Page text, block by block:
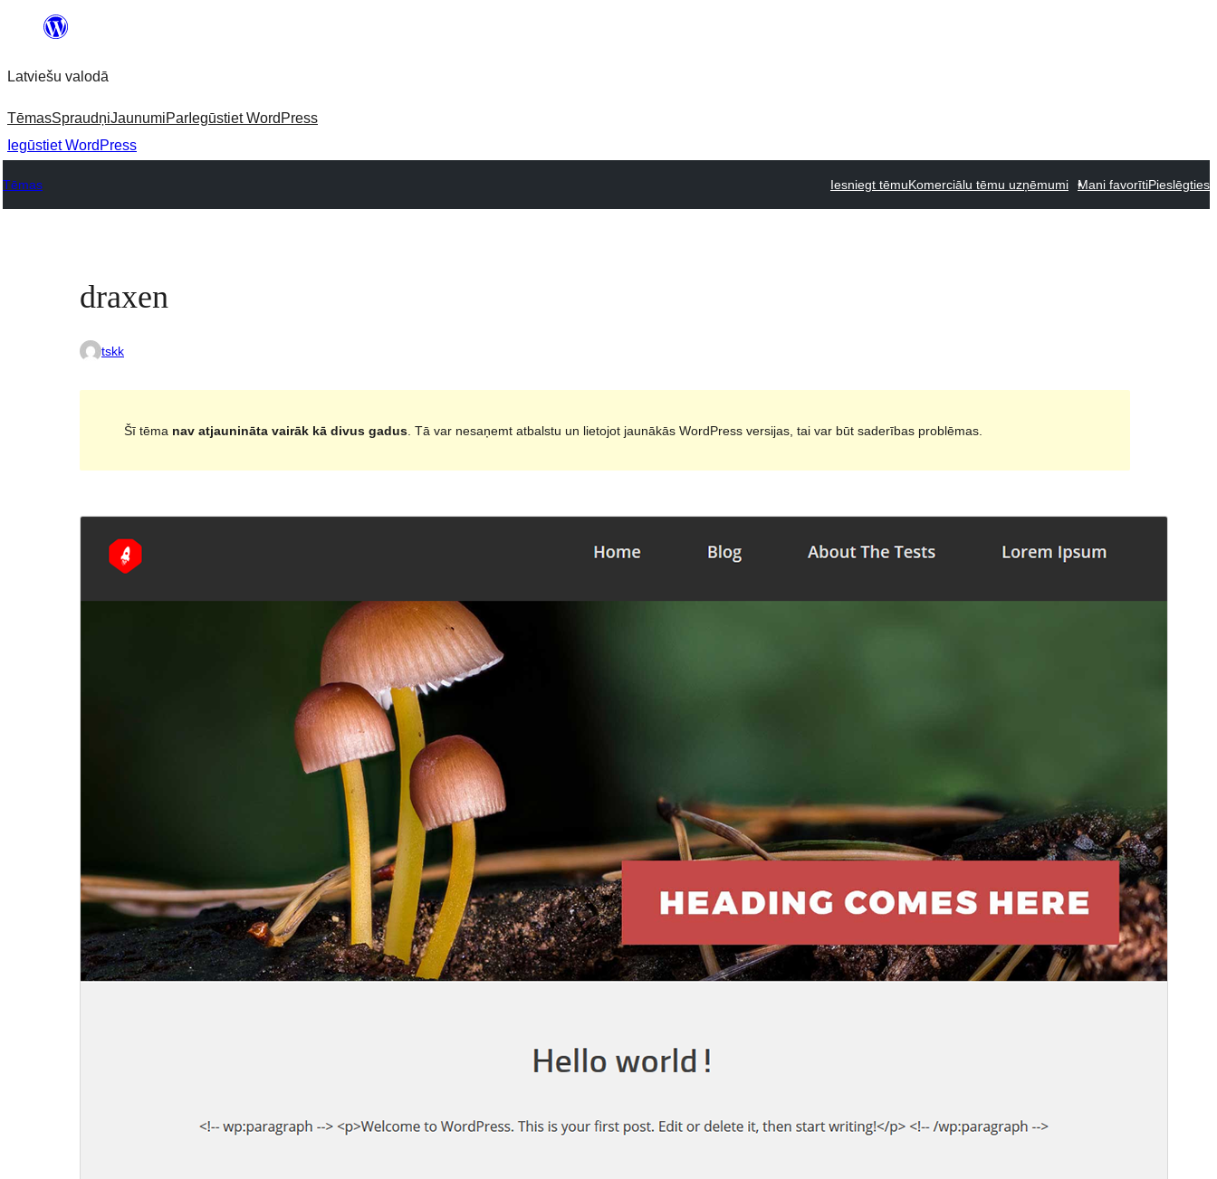
Pāriet
saturu
Latviešu valodā
TēmasSpraudņiJaunumiPar Iegūstiet WordPress
Iegūstiet WordPress
Tēmas Iesniegt tēmuKomerciālu tēmu uzņēmumi Mani favorītiPieslēgties
draxen
tskk
Šī tēma nav atjaunināta vairāk kā divus gadus. Tā var nesaņemt atbalstu un lietojot jaunākās WordPress versijas, tai var būt saderības problēmas.